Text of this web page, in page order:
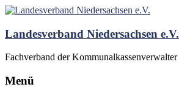
Landesverband Niedersachsen e.V.
Fachverband der Kommunalkassenverwalter
Menü